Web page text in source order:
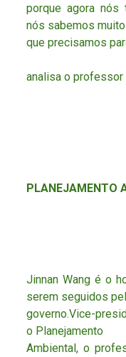
porque agora nós
nós sabemos
que precisamos
analisa o
PLANEJAMENTO
Jinnan Wang é o
serem seguidos
governo.Vice-
o Planejamento
Ambiental, o